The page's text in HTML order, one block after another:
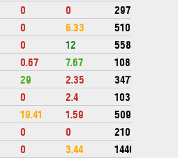
0 0
297366
0 6.33
510301
0 12
558611
0.67 7.67
1080044
29 2.35
347789
0 2.4
103980
19.41 1.59
509378
0 0
2109687
0 3.44
1440745